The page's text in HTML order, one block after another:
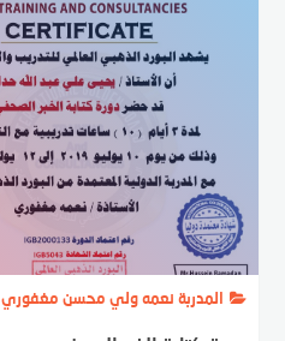
المدربة نعمه ولي محسن مغفوري